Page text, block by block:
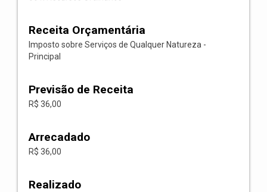
Receita Orçamentária
Imposto sobre Serviços de Qualquer Natureza -
Principal
Previsão de Receita
R$ 36,00
Arrecadado
R$ 36,00
Realizado